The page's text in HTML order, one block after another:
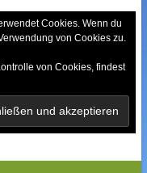
Cookies. Wenn du
von Cookies zu.
von Cookies, findest